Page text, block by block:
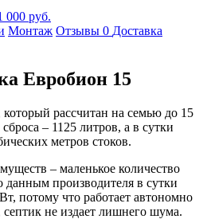
000 руб.
Монтаж Отзывы 0 Доставка
Евробион 15
рассчитан на семью до 15
– 1125 литров, а в сутки
метров стоков.
– маленькое количество
производителя в сутки
потому что работает автономно
не издает лишнего шума.